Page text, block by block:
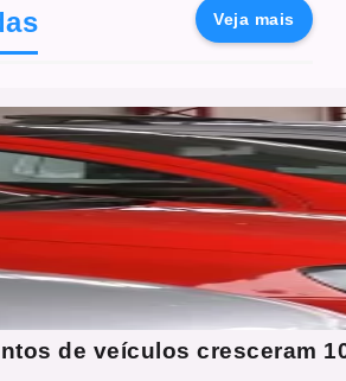
Veja mais
de veículos cresceram